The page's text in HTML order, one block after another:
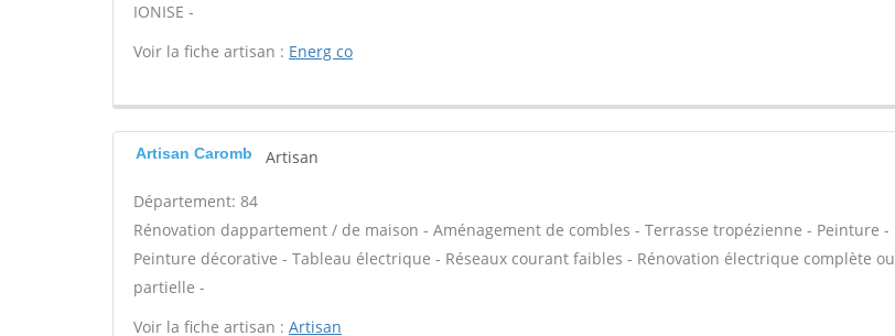
IONISE -
Voir la fiche artisan : Energ co
Artisan Caromb Artisan
Département: 84
Rénovation dappartement / de maison - Aménagement de combles - Terrasse tropézienne - Peinture -
Peinture décorative - Tableau électrique - Réseaux courant faibles - Rénovation électrique complète ou
partielle -
Voir la fiche artisan : Artisan